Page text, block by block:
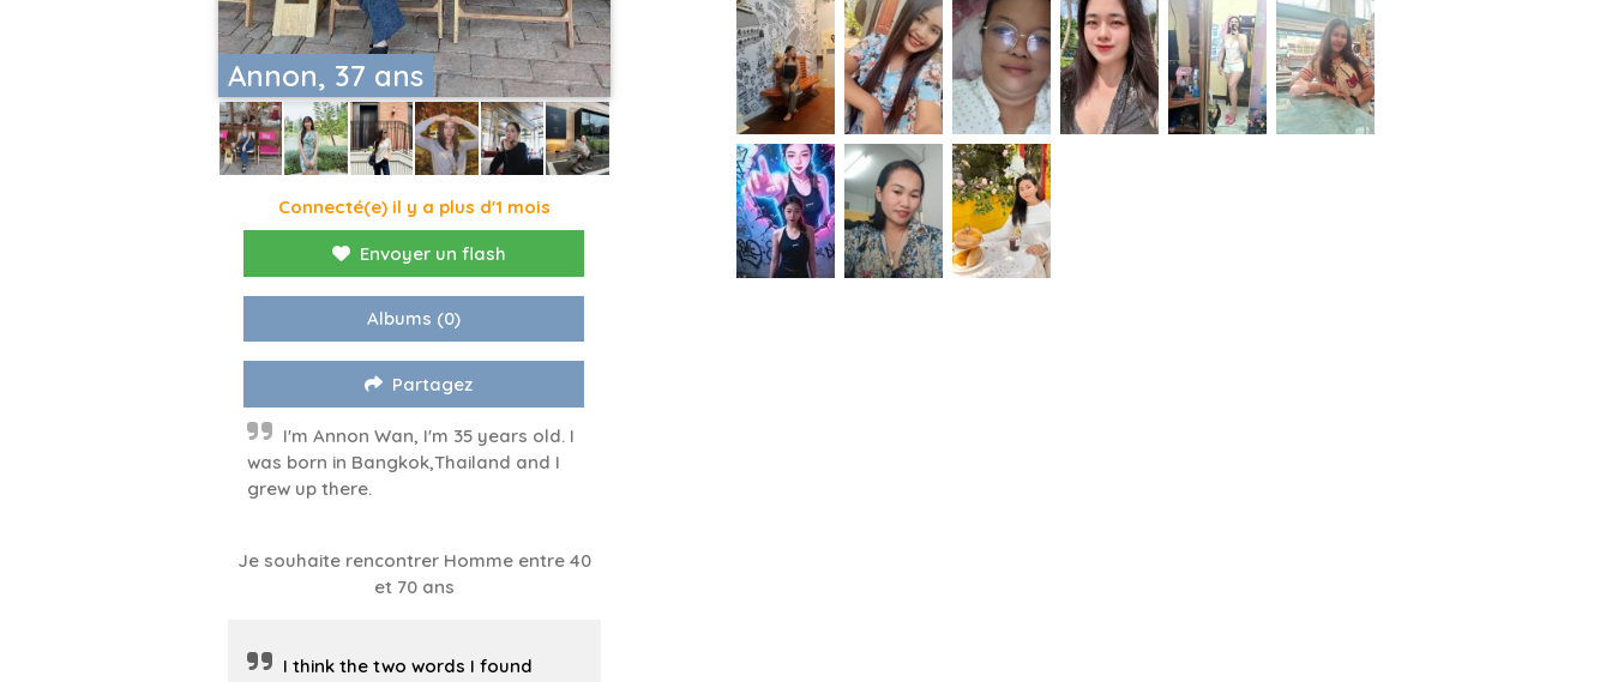
Annon, 37 ans
Connecté(e) il y a plus d'1 mois
Envoyer un flash
Albums (0)
Partagez
I'm Annon Wan, I'm 35 years old. I
was born in Bangkok,Thailand and I
grew up there.
Je souhaite rencontrer Homme entre 40
et 70 ans
I think the two words I found